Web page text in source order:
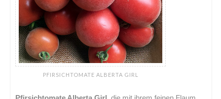
PFIRSICHTOMATE ALBERTA GIRL